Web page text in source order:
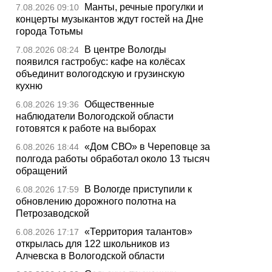
7.08.2026 09:10
Манты, речные прогулки и
концерты музыкантов ждут гостей на Дне
города Тотьмы
7.08.2026 08:24
В центре Вологды
появился гастробус: кафе на колёсах
объединит вологодскую и грузинскую
кухню
6.08.2026 19:36
Общественные
наблюдатели Вологодской области
готовятся к работе на выборах
6.08.2026 18:44 «Дом СВО» в Череповце за
полгода работы обработал около 13 тысяч
обращений
6.08.2026 17:59
В Вологде приступили к
обновлению дорожного полотна на
Петрозаводской
6.08.2026 17:17
«Территория талантов»
открылась для 122 школьников из
Алчевска в Вологодской области